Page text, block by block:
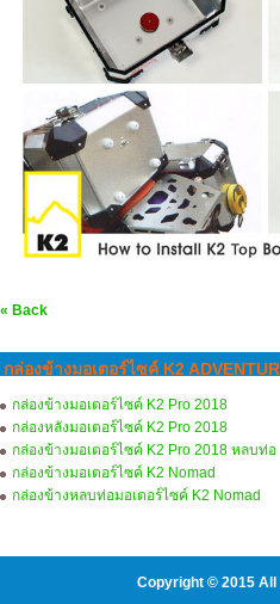
« Back
กล่องข้างมอเตอร์ไซค์ K2
กล่องข้างมอเตอร์ไซค์ K2 Pro 2018
กล่องหลังมอเตอร์ไซค์ K2 Pro 2018
กล่องข้างมอเตอร์ไซค์ K2 Pro 2018 หลบท่อ
กล่องข้างมอเตอร์ไซค์ K2 Nomad
กล่องข้างหลบท่อมอเตอร์ไซค์ K2 Nomad
Copyright © 2015